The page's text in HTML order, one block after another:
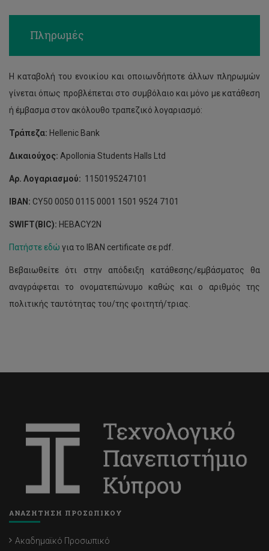
Πληρωμές
Η καταβολή του ενοικίου και οποιωνδήποτε άλλων πληρωμών
γίνεται όπως προβλέπεται στο συμβόλαιο και μόνο με κατάθεση
ή έμβασμα στον ακόλουθο τραπεζικό λογαριασμό:
Τράπεζα: Hellenic Bank
Δικαιούχος: Apollonia Students Halls Ltd
Αρ. Λογαριασμού: 1150195247101
IBAN: CY50 0050 0115 0001 1501 9524 7101
SWIFT(BIC): HEBACY2N
Πατήστε εδώ για το IBAN certificate σε pdf.
Βεβαιωθείτε ότι στην απόδειξη κατάθεσης/εμβάσματος θα
αναγράφεται το ονοματεπώνυμο καθώς και ο αριθμός της
πολιτικής ταυτότητας του/της φοιτητή/τριας.
ΑΝΑΖΗΤΗΣΗ ΠΡΟΣΩΠΙΚΟΥ
Ακαδημαϊκό Προσωπικό